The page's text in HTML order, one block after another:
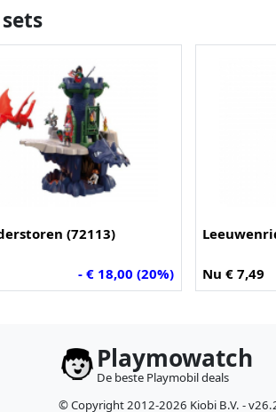
(72113)
- € 18,00 (20%) Nu € 7,49
Playmowatch
De beste Playmobil deals
© Copyright 2012-2026 Kiobi B.V. -